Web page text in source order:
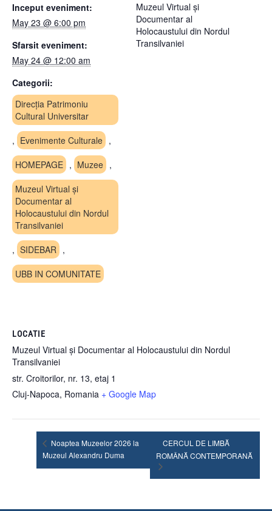
Inceput eveniment:
May 23 @ 6:00 pm
Sfarsit eveniment:
May 24 @ 12:00 am
Categorii:
Direcția Patrimoniu
Cultural Universitar
, Evenimente Culturale ,
HOMEPAGE , Muzee ,
Muzeul Virtual și
Documentar al
Holocaustului din Nordul
Transilvaniei
, SIDEBAR ,
UBB IN COMUNITATE
Muzeul Virtual și
Documentar al
Holocaustului din Nordul
Transilvaniei
LOCATIE
Muzeul Virtual și Documentar al Holocaustului din Nordul
Transilvaniei
str. Croitorilor, nr. 13, etaj 1
Cluj-Napoca, Romania + Google Map
Noaptea Muzeelor 2026 la
Muzeul Alexandru Duma
CERCUL DE LIMBĂ
ROMÂNĂ CONTEMPORANĂ